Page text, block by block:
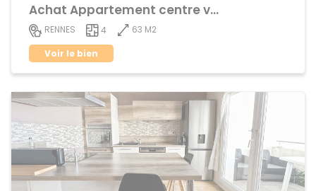
Achat Appartement centre ville
RENNES 4
63 M2
Voir le bien